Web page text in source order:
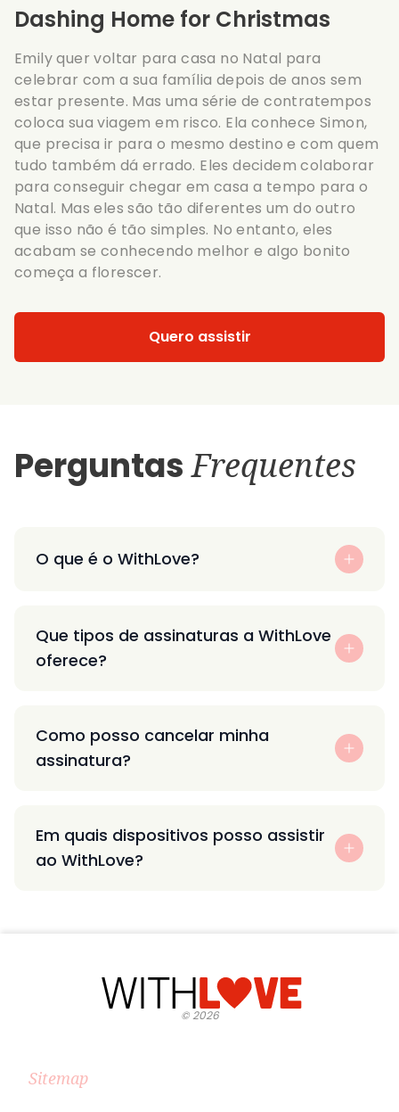
Dashing Home for Christmas
Emily quer voltar para casa no Natal para
celebrar com a sua família depois de anos sem
estar presente. Mas uma série de contratempos
coloca sua viagem em risco. Ela conhece Simon,
que precisa ir para o mesmo destino e com quem
tudo também dá errado. Eles decidem colaborar
para conseguir chegar em casa a tempo para o
Natal. Mas eles são tão diferentes um do outro
que isso não é tão simples. No entanto, eles
acabam se conhecendo melhor e algo bonito
começa a florescer.
Quero assistir
PerguntasFrequentes
O que é o WithLove?
Que tipos de assinaturas a WithLove
oferece?
Como posso cancelar minha
assinatura?
Em quais dispositivos posso assistir
ao WithLove?
©2026
Sitemap